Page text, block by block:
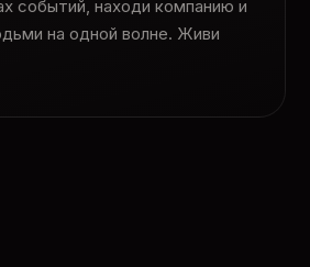
событий, находи компанию и
на одной волне. Живи